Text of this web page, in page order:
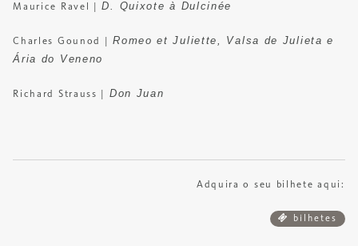
Maurice Ravel |D. Quixote à Dulcinée
Charles Gounod |Romeo et Juliette, Valsa de Julieta e
Ária do Veneno
Richard Strauss | Don Juan
Adquira o seu bilhete aqui:
bilhetes